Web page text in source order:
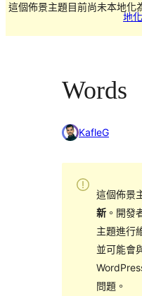
這個佈景主題目前尚未本地化
地
Words
KafleG
這個佈景
新。開發
主題進行
並可能會
問題。